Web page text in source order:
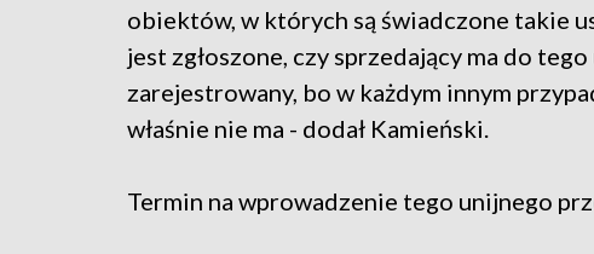
obiektów, w których są świadczone takie
jest zgłoszone, czy sprzedający ma do
zarejestrowany, bo w każdym innym
właśnie nie ma - dodał Kamieński.
Termin na wprowadzenie tego unijnego